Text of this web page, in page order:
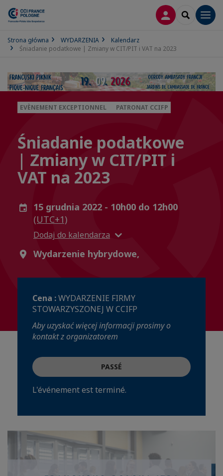
LOGOWANIE
SEARCH
Strona główna WYDARZENIA
Kalendarz
Śniadanie podatkowe | Zmiany w CIT/PIT i VAT na 2023
EVÈNEMENT EXCEPTIONNEL PATRONAT CCIFP
Śniadanie podatkowe
| Zmiany w CIT/PIT i
VAT na 2023
15 grudnia 2022 - 10h00 do 12h00
(UTC+1)
Dodaj do kalendarza
Wydarzenie hybrydowe,
Cena :WYDARZENIE FIRMY
STOWARZYSZONEJ W CCIFP
Aby uzyskać więcej informacji prosimy o
kontakt z organizatorem
PASSÉ
L'événement est terminé.